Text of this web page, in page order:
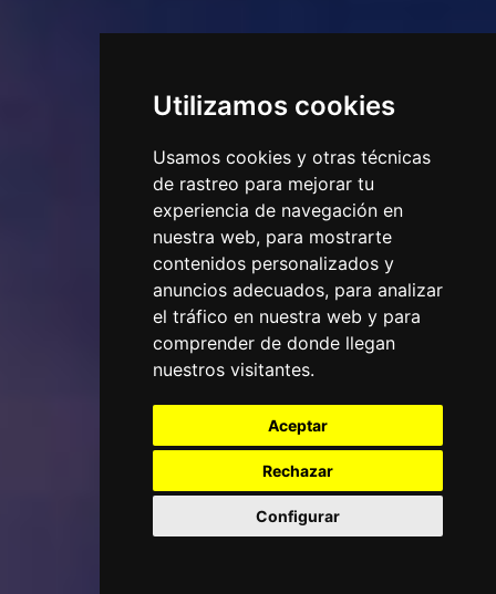
Utilizamos cookies
Usamos cookies y otras técnicas
de rastreo para mejorar tu
experiencia de navegación en
nuestra web, para mostrarte
contenidos personalizados y
anuncios adecuados, para analizar
el tráfico en nuestra web y para
comprender de donde llegan
nuestros visitantes.
Aceptar
Rechazar
Configurar